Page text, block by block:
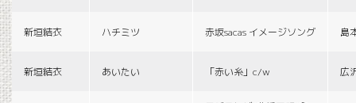
新垣結衣 ハチミツ 赤坂sacas イメージソング 島
新垣結衣 あいたい 「赤い糸」c/w 広